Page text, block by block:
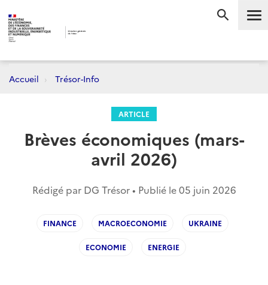
Accueil Trésor-Info
ARTICLE
Brèves économiques (mars-
avril 2026)
Rédigé par DG Trésor • Publié le05 juin 2026
FINANCE MACROECONOMIE UKRAINE
ECONOMIE ENERGIE